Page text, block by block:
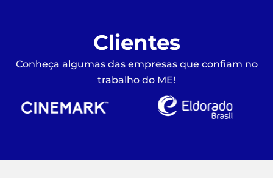
Clientes
Conheça algumas das empresas que confiam no
trabalho do ME!